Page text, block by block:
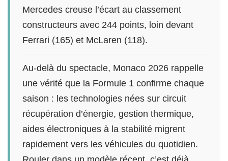
Mercedes creuse l’écart au classement
constructeurs avec 244 points, loin devant
Ferrari (165) et McLaren (118).
Au-delà du spectacle, Monaco 2026 rappelle
une vérité que la Formule 1 confirme chaque
saison : les technologies nées sur circuit
récupération d’énergie, gestion thermique,
aides électroniques à la stabilité migrent
rapidement vers les véhicules du quotidien.